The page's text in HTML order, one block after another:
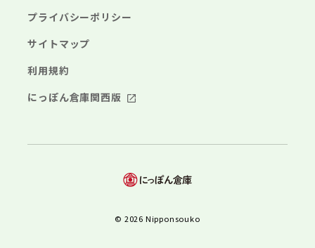
プライバシーポリシー
サイトマップ
利用規約
にっぽん倉庫関西版
© 2026 Nipponsouko